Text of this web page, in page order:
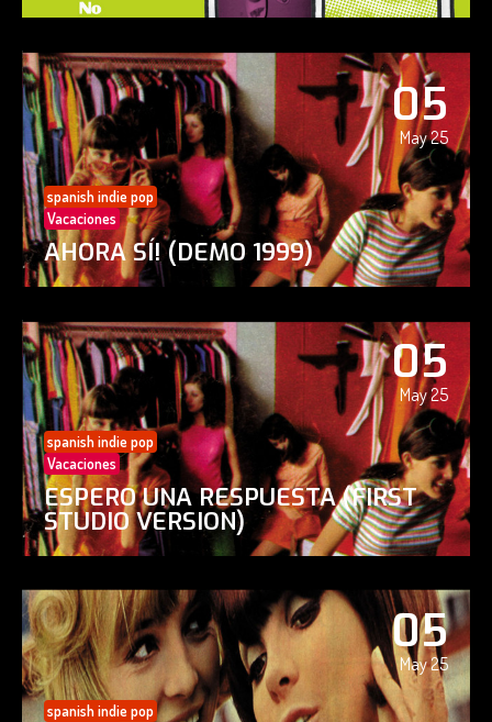
05
May 25
spanish indie pop
Vacaciones
AHORA SÍ! (DEMO 1999)
05
May 25
spanish indie pop
Vacaciones
ESPERO UNA RESPUESTA (FIRST
STUDIO VERSION)
05
May 25
spanish indie pop